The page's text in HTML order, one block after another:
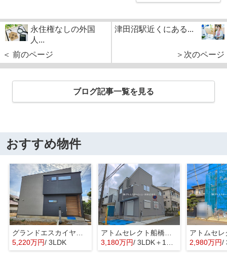
永住権なしの外国
人...
＜ 前のページ
津田沼駅近くにある...
＞次のページ
ブログ記事一覧を見る
おすすめ物件
5,220万円/ 3LDK
3,180万円/ 3LDK＋1S(納戸) 2,980万円/